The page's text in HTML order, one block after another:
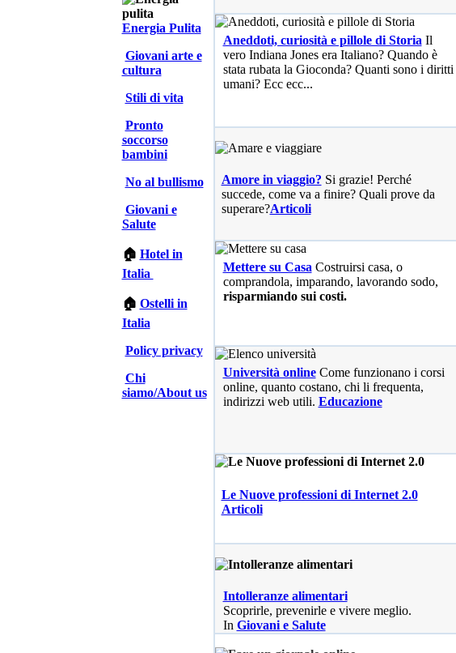
Energia Pulita
Giovani arte e
cultura
Stili di vita
Pronto
soccorso
bambini
No al bullismo
Giovani e
Salute
🏠 Hotel in
Italia
🏠 Ostelli in
Italia
Policy privacy
Chi
siamo/About us
Aneddoti, curiosità e pillole di Storia Il
vero Indiana Jones era Italiano? Quando è
stata rubata la Gioconda? Quanti sono i diritti
umani? Ecc ecc...
Amore in viaggio? Si grazie! Perché
succede, come va a finire? Quali prove da
superare?Articoli
Mettere su Casa Costruirsi casa, o
comprandola, imparando, lavorando sodo,
risparmiando sui costi.
Università online Come funzionano i corsi
online, quanto costano, chi li frequenta,
indirizzi web utili. Educazione
Le Nuove professioni di Internet 2.0
Articoli
Intolleranze alimentari
Scoprirle, prevenirle e vivere meglio.
In Giovani e Salute